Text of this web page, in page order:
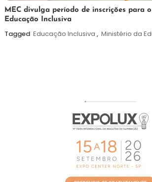
7
de
agosto
Maurilio
MEC divulga período de inscrições para
Educação Inclusiva
Tagged Educação Inclusiva , Ministério da